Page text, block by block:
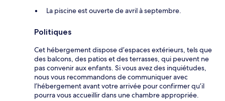
La piscine est ouverte de avril à septembre.
Politiques
Cet hébergement dispose d’espaces extérieurs, tels que
des balcons, des patios et des terrasses, qui peuvent ne
pas convenir aux enfants. Si vous avez des inquiétudes,
nous vous recommandons de communiquer avec
l’hébergement avant votre arrivée pour confirmer qu’il
pourra vous accueillir dans une chambre appropriée.